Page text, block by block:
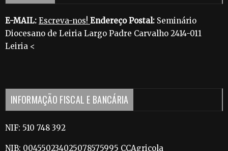
E-MAIL: Escreva-nos! Endereço Postal: Seminário
Diocesano de Leiria Largo Padre Carvalho 2414-011
Leiria <
INFORMAÇÃO FISCAL E BANCÁRIA
NIF: 510 748 392
NIB: 004550234025078575995 CCAgricola